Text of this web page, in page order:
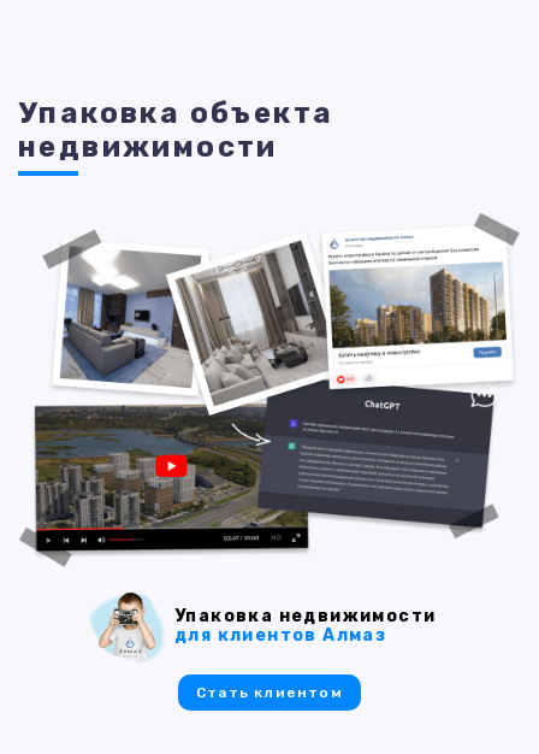
Упаковка объекта
недвижимости
Упаковка недвижимости
для клиентов Алмаз
Стать клиентом